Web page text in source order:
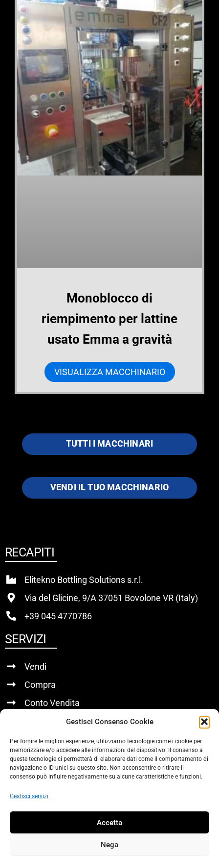
Gestisci Consenso Cookie
Per fornire le migliori esperienze, utilizziamo tecnologie come i cookie per
memorizzare e/o accedere alle informazioni del dispositivo. Il consenso a
queste tecnologie ci permetterà di elaborare dati come il comportamento di
navigazione o ID unici su questo sito. Non acconsentire o ritirare il
consenso può influire negativamente su alcune caratteristiche e funzioni.
Gestisci servizi
Accetta
Nega
Monoblocco di
riempimento per lattine
usato Emma a gravità
VISUALIZZA MACCHINARIO
TUTTI I MACCHINARI
VENDI IL TUO MACCHINARIO
RECAPITI
Elitekno Bottling Solutions s.r.l.
Via del Glicine, 9/A 37051 Bovolone VR (Italy)
+39 045 4770786
SERVIZI
Vendi
Compra
Conto Vendita
Chi Siamo
Contatti
SOCIAL